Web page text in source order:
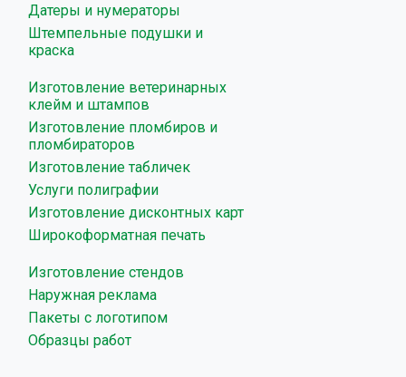
Датеры и нумераторы
Штемпельные подушки и
краска
Изготовление ветеринарных
клейм и штампов
Изготовление пломбиров и
пломбираторов
Изготовление табличек
Услуги полиграфии
Изготовление дисконтных карт
Широкоформатная печать
Изготовление стендов
Наружная реклама
Пакеты с логотипом
Образцы работ